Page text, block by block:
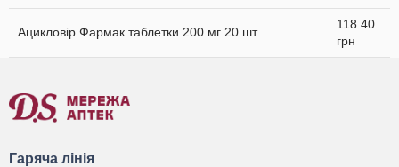
Ацикловір Фармак таблетки 200 мг 20 шт
118.40
грн
Гаряча лінія